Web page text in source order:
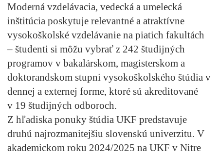
Moderná vzdelávacia, vedecká a umelecká
inštitúcia poskytuje relevantné a atraktívne
vysokoškolské vzdelávanie na piatich fakultách
– študenti si môžu vybrať z 242 študijných
programov v bakalárskom, magisterskom a
doktorandskom stupni vysokoškolského štúdia v
dennej a externej forme, ktoré sú akreditované
v 19 študijných odboroch.
Z hľadiska ponuky štúdia UKF predstavuje
druhú najrozmanitejšiu slovenskú univerzitu. V
akademickom roku 2024/2025 na UKF v Nitre